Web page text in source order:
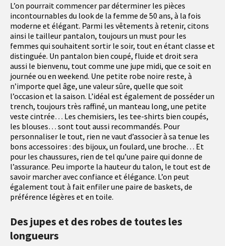
L’on pourrait commencer par déterminer les pièces
incontournables du look de la femme de 50 ans, à la fois
moderne et élégant. Parmi les vêtements à retenir, citons
ainsi le tailleur pantalon, toujours un must pour les
femmes qui souhaitent sortir le soir, tout en étant classe et
distinguée. Un pantalon bien coupé, fluide et droit sera
aussi le bienvenu, tout comme une jupe midi, que ce soit en
journée ou en weekend. Une petite robe noire reste, à
n’importe quel âge, une valeur sûre, quelle que soit
l’occasion et la saison. L’idéal est également de posséder un
trench, toujours très raffiné, un manteau long, une petite
veste cintrée… Les chemisiers, les tee-shirts bien coupés,
les blouses… sont tout aussi recommandés. Pour
personnaliser le tout, rien ne vaut d’associer à sa tenue les
bons accessoires : des bijoux, un foulard, une broche… Et
pour les chaussures, rien de tel qu’une paire qui donne de
l’assurance. Peu importe la hauteur du talon, le tout est de
savoir marcher avec confiance et élégance. L’on peut
également tout à fait enfiler une paire de baskets, de
préférence légères et en toile.
Des jupes et des robes de toutes les
longueurs